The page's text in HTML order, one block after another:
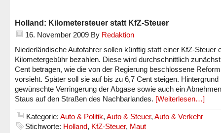
Holland: Kilometersteuer statt KfZ-Steuer
16. November 2009 By Redaktion
Niederländische Autofahrer sollen künftig statt einer KfZ-Steuer
Kilometergebühr bezahlen. Diese wird durchschnittlich
Cent betragen, wie die von der Regierung beschlossene Reform
vorsieht. Später soll sie auf bis zu 6,7 Cent steigen. Hintergrund
gewünschte Verringerung der Abgase sowie auch ein
Staus auf den Straßen des Nachbarlandes. [Weiterlesen…]
Kategorie: Auto & Politik, Auto & Steuer, Auto & Verkehr
Stichworte: Holland, KfZ-Steuer, Maut